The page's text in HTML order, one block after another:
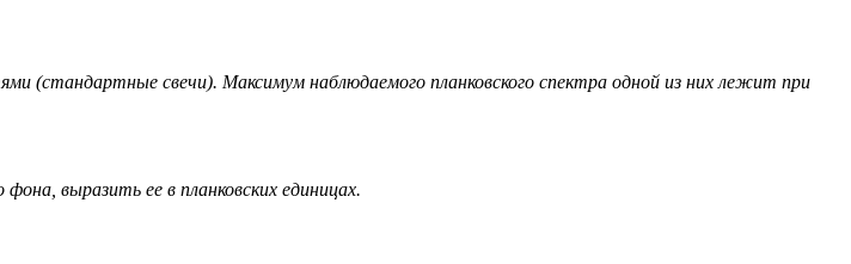
(стандартные свечи). Максимум наблюдаемого планковского спектра одной из них лежит при
выразить ее в планковских единицах.